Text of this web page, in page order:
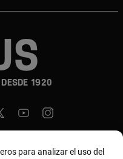
1920
para analizar el uso del